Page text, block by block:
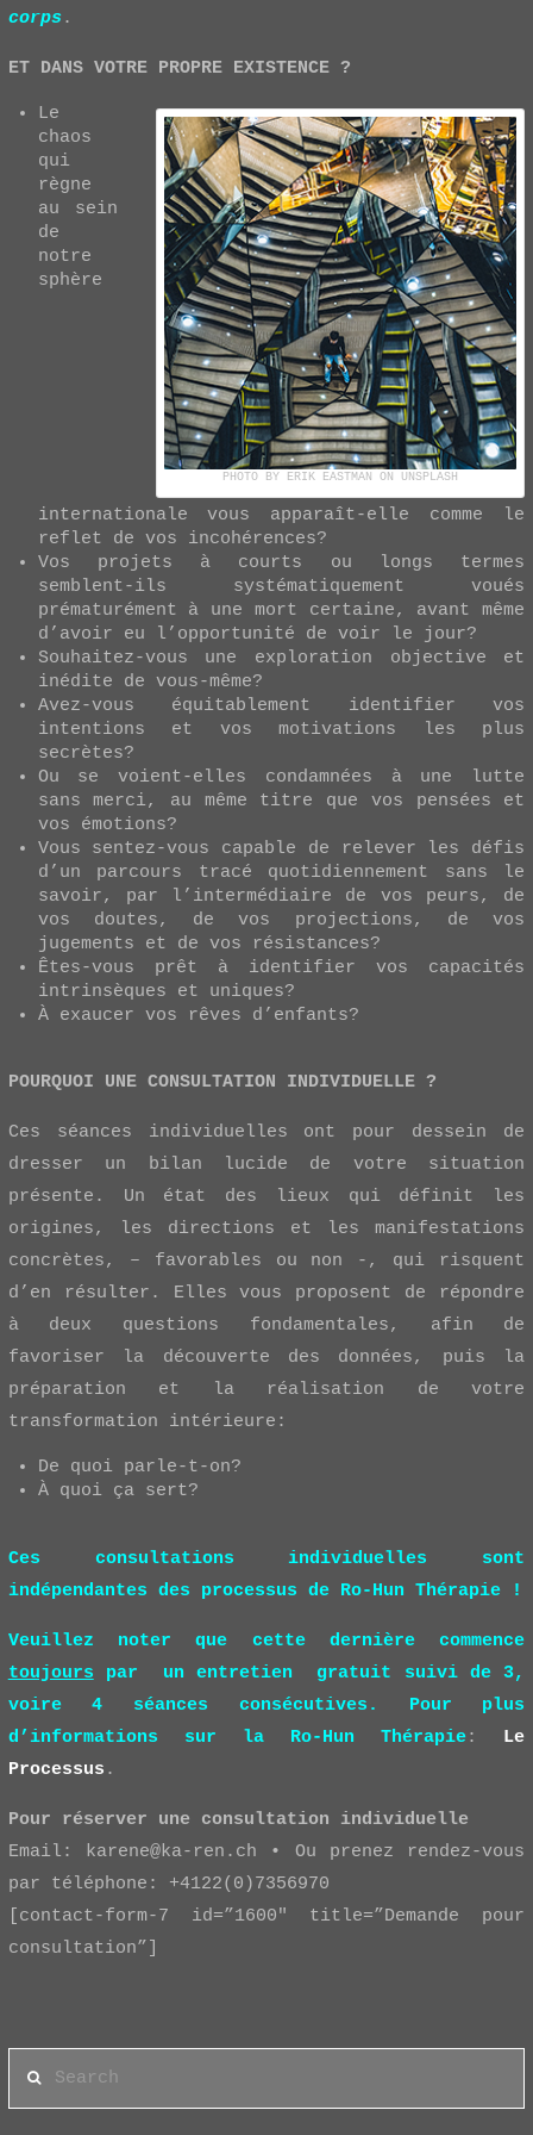
corps.
ET DANS VOTRE PROPRE EXISTENCE ?
PHOTO BY ERIK EASTMAN ON UNSPLASH
Le
chaos
qui
règne
au sein
de
notre
sphère
internationale vous apparaît-elle comme le
reflet de vos incohérences?
Vos projets à courts ou longs termes
semblent-ils systématiquement voués
prématurément à une mort certaine, avant même
d’avoir eu l’opportunité de voir le jour?
Souhaitez-vous une exploration objective et
inédite de vous-même?
Avez-vous équitablement identifier vos
intentions et vos motivations les plus
secrètes?
Ou se voient-elles condamnées à une lutte
sans merci, au même titre que vos pensées et
vos émotions?
Vous sentez-vous capable de relever les défis
d’un parcours tracé quotidiennement sans le
savoir, par l’intermédiaire de vos peurs, de
vos doutes, de vos projections, de vos
jugements et de vos résistances?
Êtes-vous prêt à identifier vos capacités
intrinsèques et uniques?
À exaucer vos rêves d’enfants?
POURQUOI UNE CONSULTATION INDIVIDUELLE ?
Ces séances individuelles ont pour dessein de
dresser un bilan lucide de votre situation
présente. Un état des lieux qui définit les
origines, les directions et les manifestations
concrètes, – favorables ou non -, qui risquent
d’en résulter. Elles vous proposent de répondre
à deux questions fondamentales, afin de
favoriser la découverte des données, puis la
préparation et la réalisation de votre
transformation intérieure:
De quoi parle-t-on?
À quoi ça sert?
Ces consultations individuelles sont
indépendantes des processus de Ro-Hun Thérapie !
Veuillez noter que cette dernière commence
toujours par un entretien gratuit suivi de 3,
voire 4 séances consécutives. Pour plus
d’informations sur la Ro-Hun Thérapie: Le
Processus .
Pour réserver une consultation individuelle
Email: karene@ka-ren.ch • Ou prenez rendez-vous
par téléphone: +4122(0)7356970
[contact-form-7 id=”1600″ title=”Demande pour
consultation”]